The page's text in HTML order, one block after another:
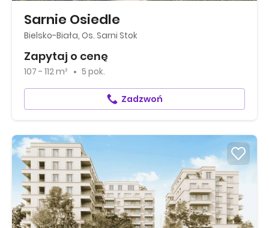
Sarnie Osiedle
Bielsko-Biała, Os. Sarni Stok
Zapytaj o cenę
107 - 112 m² 5 pok.
Zadzwoń